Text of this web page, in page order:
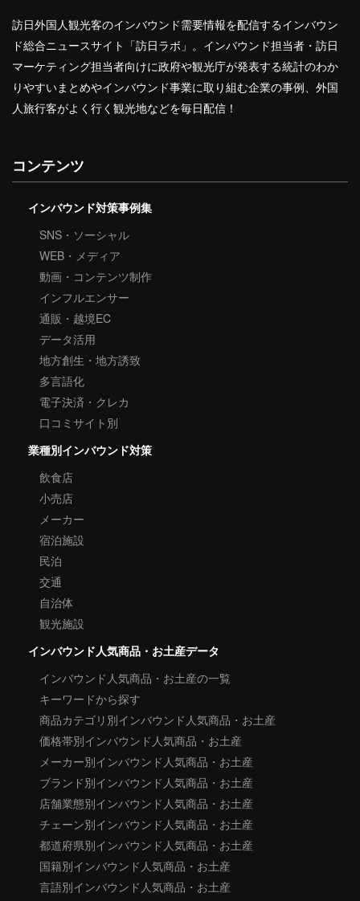
訪日外国人観光客のインバウンド需要情報を配信するインバウン
ド総合ニュースサイト「訪日ラボ」。インバウンド担当者・訪日
マーケティング担当者向けに政府や観光庁が発表する統計のわか
りやすいまとめやインバウンド事業に取り組む企業の事例、外国
人旅行客がよく行く観光地などを毎日配信！
コンテンツ
インバウンド対策事例集
SNS・ソーシャル
WEB・メディア
動画・コンテンツ制作
インフルエンサー
通販・越境EC
データ活用
地方創生・地方誘致
多言語化
電子決済・クレカ
口コミサイト別
業種別インバウンド対策
飲食店
小売店
メーカー
宿泊施設
民泊
交通
自治体
観光施設
インバウンド人気商品・お土産データ
インバウンド人気商品・お土産の一覧
キーワードから探す
商品カテゴリ別インバウンド人気商品・お土産
価格帯別インバウンド人気商品・お土産
メーカー別インバウンド人気商品・お土産
ブランド別インバウンド人気商品・お土産
店舗業態別インバウンド人気商品・お土産
チェーン別インバウンド人気商品・お土産
都道府県別インバウンド人気商品・お土産
国籍別インバウンド人気商品・お土産
言語別インバウンド人気商品・お土産